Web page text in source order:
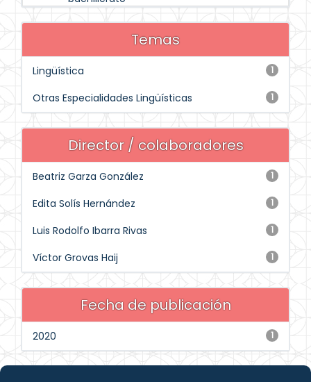
Temas
1
Lingüística
1
Otras Especialidades Lingüísticas
Director / colaboradores
1
Beatriz Garza González
1
Edita Solís Hernández
1
Luis Rodolfo Ibarra Rivas
1
Víctor Grovas Haij
Fecha de publicación
1
2020